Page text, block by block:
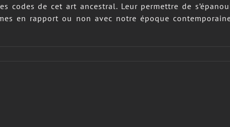
codes de cet art ancestral. Leur permettre de
en rapport ou non avec notre époque